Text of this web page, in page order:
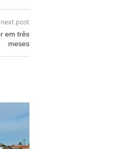
next post
em três
meses